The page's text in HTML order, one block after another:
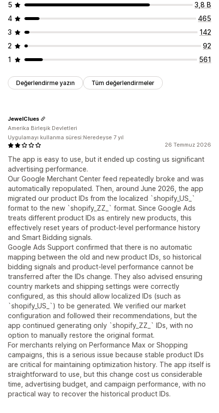
5
3,8 B
4
465
3
142
2
92
1
561
Değerlendirme yazın Tüm değerlendirmeler
26 Temmuz 2026
The app is easy to use, but it ended up costing us significant
advertising performance.
Our Google Merchant Center feed repeatedly broke and was
automatically repopulated. Then, around June 2026, the app
migrated our product IDs from the localized `shopify_US_`
format to the new `shopify_ZZ_` format. Since Google Ads
treats different product IDs as entirely new products, this
effectively reset years of product-level performance history
and Smart Bidding signals.
Google Ads Support confirmed that there is no automatic
mapping between the old and new product IDs, so historical
bidding signals and product-level performance cannot be
transferred after the IDs change. They also advised ensuring
country markets and shipping settings were correctly
configured, as this should allow localized IDs (such as
`shopify_US_`) to be generated. We verified our market
configuration and followed their recommendations, but the
app continued generating only `shopify_ZZ_` IDs, with no
option to manually restore the original format.
For merchants relying on Performance Max or Shopping
campaigns, this is a serious issue because stable product IDs
are critical for maintaining optimization history. The app itself is
straightforward to use, but this change cost us considerable
time, advertising budget, and campaign performance, with no
practical way to recover the historical product IDs.
JewelClues
Amerika Birleşik Devletleri
Uygulamayı kullanma süresi:Neredeyse 7 yıl